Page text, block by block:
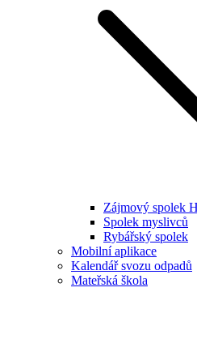
Zájmový spolek
Spolek myslivců
Rybářský spolek
Mobilní aplikace
Kalendář svozu odpadů
Mateřská škola